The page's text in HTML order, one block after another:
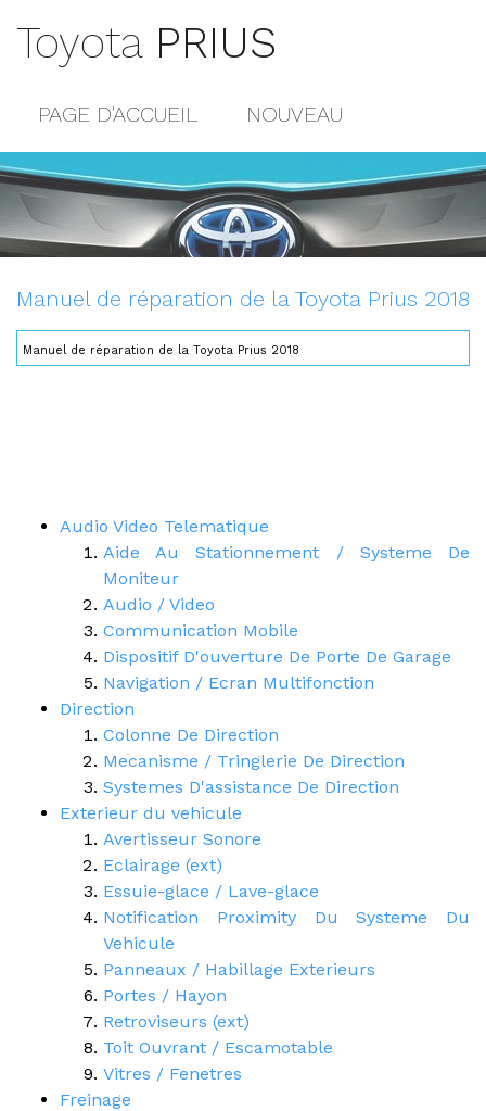
Toyota PRIUS
PAGE D'ACCUEIL NOUVEAU
POPULAIRE
CONTACTS
Manuel de réparation de la Toyota Prius 2018
Manuel de réparation de la Toyota Prius 2018
Audio Video Telematique
Aide Au Stationnement / Systeme De
Moniteur
Audio / Video
Communication Mobile
Dispositif D'ouverture De Porte De Garage
Navigation / Ecran Multifonction
Direction
Colonne De Direction
Mecanisme / Tringlerie De Direction
Systemes D'assistance De Direction
Exterieur du vehicule
Avertisseur Sonore
Eclairage (ext)
Essuie-glace / Lave-glace
Notification Proximity Du Systeme Du
Vehicule
Panneaux / Habillage Exterieurs
Portes / Hayon
Retroviseurs (ext)
Toit Ouvrant / Escamotable
Vitres / Fenetres
Freinage